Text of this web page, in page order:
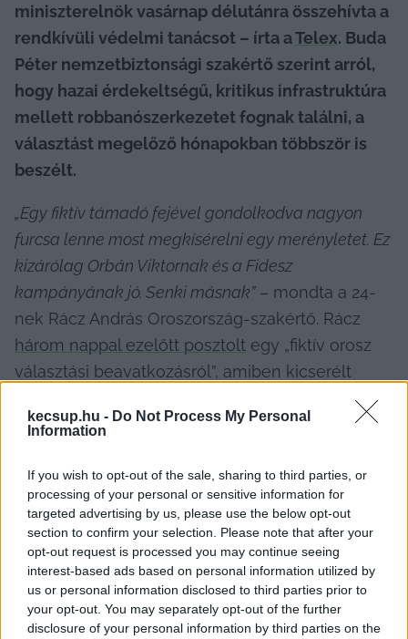
kecsup.hu - Do Not Process My Personal
Information
If you wish to opt-out of the sale, sharing to third parties, or
processing of your personal or sensitive information for
targeted advertising by us, please use the below opt-out
section to confirm your selection. Please note that after your
opt-out request is processed you may continue seeing
interest-based ads based on personal information utilized by
us or personal information disclosed to third parties prior to
your opt-out. You may separately opt-out of the further
disclosure of your personal information by third parties on the
miniszterelnök vasárnap délutánra összehívta a
rendkívüli védelmi tanácsot – írta a Telex. Buda
Péter nemzetbiztonsági szakértő szerint arról,
hogy hazai érdekeltségű, kritikus infrastruktúra
mellett robbanószerkezetet fognak találni, a
választást megelőző hónapokban többször is
beszélt.
„Egy fiktív támadó fejével gondolkodva nagyon
furcsa lenne most megkísérelni egy merényletet. Ez
kizárólag Orbán Viktornak és a Fidesz
kampányának jó. Senki másnak” – mondta a 24-
három nappal ezelőtt posztolt egy „fiktív orosz
választási beavatkozásról”, amiben kicserélt
mesélte el, ami jelenleg Szerbiában zajlik
– írta a
„…a határ szerbiai oldalán egy magyar
érdekeltségű kritikus infrastruktúra ellen tervezett
hamiszászlós műveletről bizonyos körökben már
korábban lehetett tudni kiszivárgott információk